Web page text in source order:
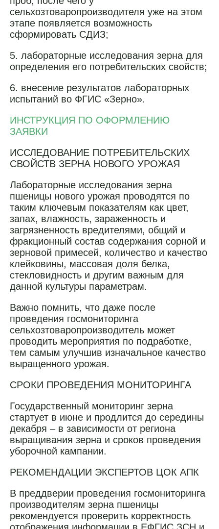
сельхозтоваропроизводителя уже на этом
этапе появляется возможность
сформировать СДИЗ;
5. лабораторные исследования зерна для
определения его потребительских свойств;
6. внесение результатов лабораторных
испытаний во ФГИС «Зерно».
ИНСТРУКЦИЯ ПО ОФОРМЛЕНИЮ
ЗАЯВКИ
ИССЛЕДОВАНИЕ ПОТРЕБИТЕЛЬСКИХ
СВОЙСТВ ЗЕРНА НОВОГО УРОЖАЯ
Лабораторные исследования зерна
пшеницы нового урожая проводятся по
таким ключевым показателям как цвет,
запах, влажность, зараженность и
загрязненность вредителями, общий и
фракционный состав содержания сорной и
зерновой примесей, количество и качество
клейковины, массовая доля белка,
стекловидность и другим важным для
данной культуры параметрам.
Важно помнить, что даже после
проведения госмониторинга
сельхозтоваропроизводитель может
проводить мероприятия по подработке,
тем самым улучшив изначальное качество
выращенного урожая.
СРОКИ ПРОВЕДЕНИЯ МОНИТОРИНГА
Государственный мониторинг зерна
стартует в июне и продлится до середины
декабря – в зависимости от региона
выращивания зерна и сроков проведения
уборочной кампании.
РЕКОМЕНДАЦИИ ЭКСПЕРТОВ ЦОК АПК
В преддверии проведения госмониторинга
производителям зерна пшеницы
рекомендуется проверить корректность